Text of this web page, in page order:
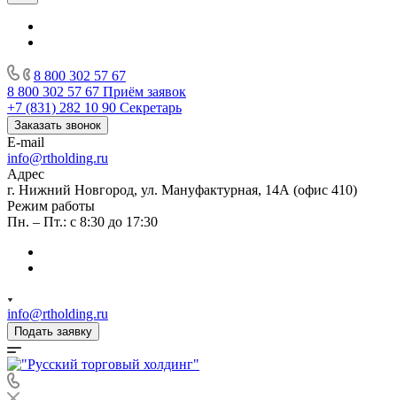
8 800 302 57 67
8 800 302 57 67 Приём заявок
+7 (831) 282 10 90 Секретарь
Заказать звонок
E-mail
info@rtholding.ru
Адрес
г. Нижний Новгород, ул. Мануфактурная, 14А (офис 410)
Режим работы
Пн. – Пт.: с 8:30 до 17:30
info@rtholding.ru
Подать заявку